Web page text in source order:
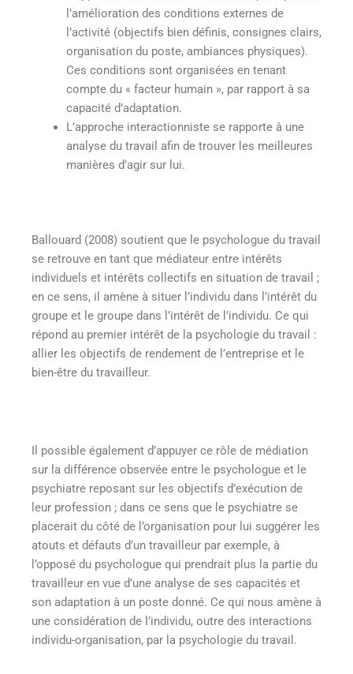
l’amélioration des conditions externes de
l’activité (objectifs bien définis, consignes clairs,
organisation du poste, ambiances physiques).
Ces conditions sont organisées en tenant
compte du « facteur humain », par rapport à sa
capacité d’adaptation.
L’approche interactionniste se rapporte à une
analyse du travail afin de trouver les meilleures
manières d’agir sur lui.
Ballouard (2008) soutient que le psychologue du travail
se retrouve en tant que médiateur entre intérêts
individuels et intérêts collectifs en situation de travail ;
en ce sens, il amène à situer l’individu dans l’intérêt du
groupe et le groupe dans l’intérêt de l’individu. Ce qui
répond au premier intérêt de la psychologie du travail :
allier les objectifs de rendement de l’entreprise et le
bien-être du travailleur.
Il possible également d’appuyer ce rôle de médiation
sur la différence observée entre le psychologue et le
psychiatre reposant sur les objectifs d’exécution de
leur profession ; dans ce sens que le psychiatre se
placerait du côté de l’organisation pour lui suggérer les
atouts et défauts d’un travailleur par exemple, à
l’opposé du psychologue qui prendrait plus la partie du
travailleur en vue d’une analyse de ses capacités et
son adaptation à un poste donné. Ce qui nous amène à
une considération de l’individu, outre des interactions
individu-organisation, par la psychologie du travail.